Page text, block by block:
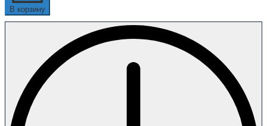
В корзину